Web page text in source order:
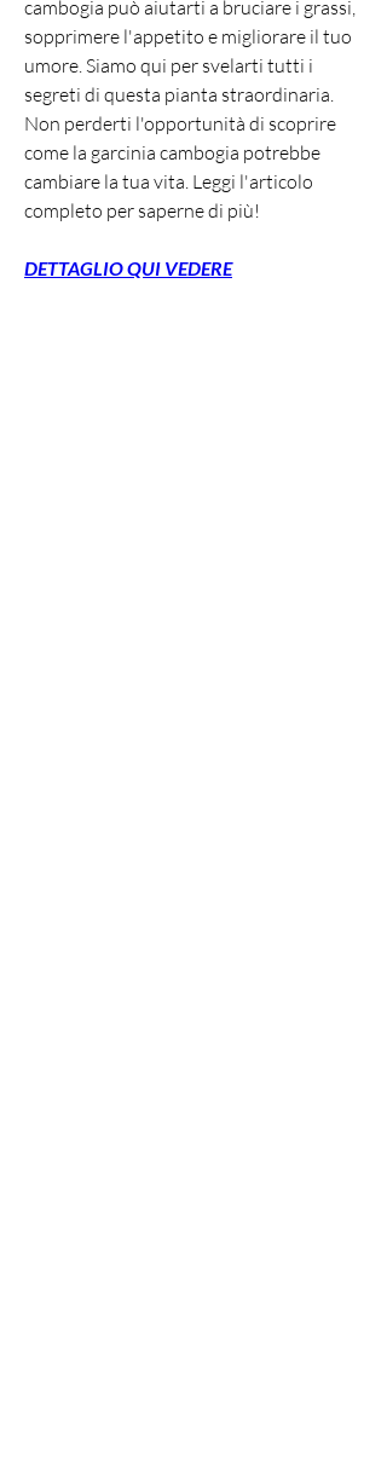
cambogia può aiutarti a bruciare i grassi,
sopprimere l'appetito e migliorare il tuo
umore. Siamo qui per svelarti tutti i
segreti di questa pianta straordinaria.
Non perderti l'opportunità di scoprire
come la garcinia cambogia potrebbe
cambiare la tua vita. Leggi l'articolo
completo per saperne di più!
DETTAGLIO QUI VEDERE